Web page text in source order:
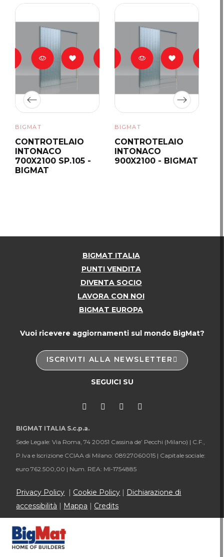
BIGMAT
CONTROTELAIO
INTONACO
700X2100 SP.105 -
BIGMAT
BIGMAT
CONTROTELAIO
INTONACO
900X2100 - BIGMAT
BIGMAT ITALIA
PUNTI VENDITA
DIVENTA SOCIO
LAVORA CON NOI
BIGMAT EUROPA
Vuoi ricevere aggiornamenti sul mondo BigMat?
ISCRIVITI ALLA NEWSLETTER
SEGUICI SU
BIGMAT ITALIA S.c.p.a.
Sede Legale: Via Roma, 74 20051 Cassina de’ Pecchi (Milano) | C.F.,
P.Iva e Iscrizione CCIAA di Milano: 08927060015 | Capitale sociale:
euro 762.500,00 | Num. REA: MI-1754885
Privacy Policy | Cookie Policy | Dichiarazione di
accessibilità | Mappa | Credits